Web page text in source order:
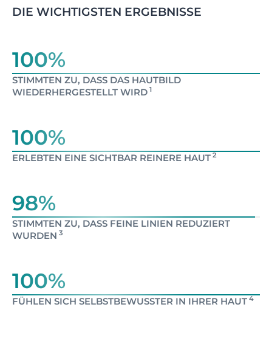
DIE WICHTIGSTEN ERGEBNISSE
100%
STIMMTEN ZU, DASS DAS HAUTBILD
WIEDERHERGESTELLT WIRD 1
100%
ERLEBTEN EINE SICHTBAR REINERE HAUT 2
98%
STIMMTEN ZU, DASS FEINE LINIEN REDUZIERT
WURDEN 3
100%
FÜHLEN SICH SELBSTBEWUSSTER IN IHRER HAUT 4